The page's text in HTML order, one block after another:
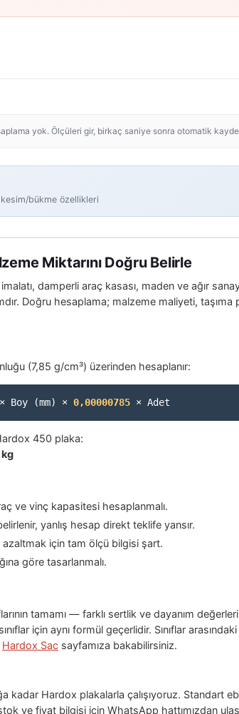
yok. Ölçüleri gir, birkaç saniye sonra otomatik
bükme özellikleri
Miktarını Doğru Belirle
damperli araç kasası, maden ve ağır
Doğru hesaplama; malzeme maliyeti, taşıma
(7,85 g/cm³) üzerinden hesaplanır:
Boy (mm) × 0,00000785 × Adet
450 plaka:
ve vinç kapasitesi hesaplanmalı.
yanlış hesap direkt teklife yansır.
azaltmak için tam ölçü bilgisi şart.
göre tasarlanmalı.
tamamı — farklı sertlik ve dayanım
için aynı formül geçerlidir. Sınıflar
Hardox Sac sayfamıza bakabilirsiniz.
kadar Hardox plakalarla çalışıyoruz. Standart
ve fiyat bilgisi için WhatsApp hattımızdan